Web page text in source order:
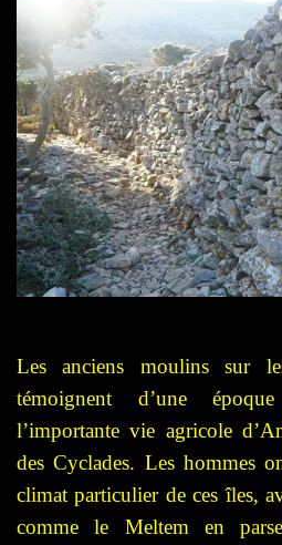
Les anciens moulins sur
témoignent d’une
l’importante vie agricole
des Cyclades. Les hommes
climat particulier de ces îles,
comme le Meltem en